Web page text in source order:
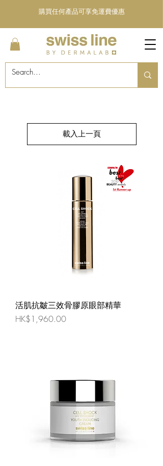
購買任何產品可享免運費優惠
載入上一頁
活肌抗皺三效骨膠原眼部精華
價格
HK$1,960.00